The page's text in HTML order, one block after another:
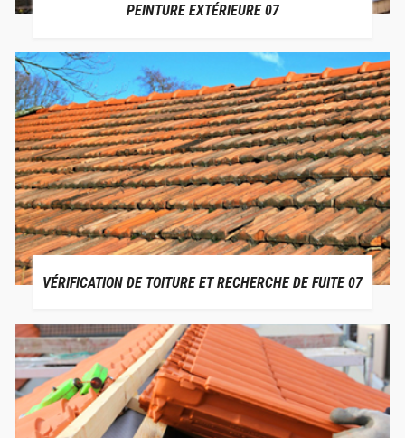
PEINTURE EXTÉRIEURE 07
VÉRIFICATION DE TOITURE ET RECHERCHE DE FUITE 07